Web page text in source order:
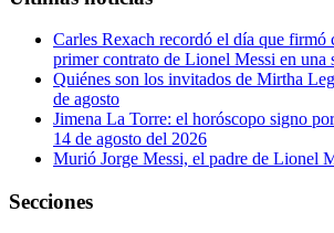
Carles Rexach recordó el día que firmó
primer contrato de Lionel Messi en una
Quiénes son los invitados de Mirtha
de agosto
Jimena La Torre: el horóscopo signo
14 de agosto del 2026
Murió Jorge Messi, el padre de Lionel
Secciones